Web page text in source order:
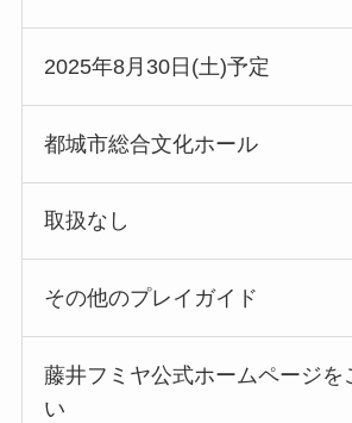
2025年8月30日(土)予定
都城市総合文化ホール
取扱なし
その他のプレイガイド
藤井フミヤ公式ホームページを
い